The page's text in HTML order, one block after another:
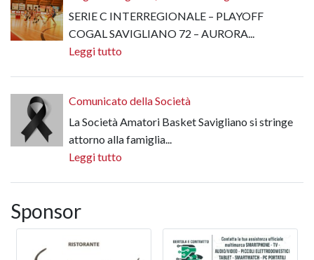
SERIE C INTERREGIONALE – PLAYOFF
COGAL SAVIGLIANO 72 – AURORA...
Leggi tutto
Comunicato della Società
La Società Amatori Basket Savigliano si stringe
attorno alla famiglia...
Leggi tutto
Sponsor